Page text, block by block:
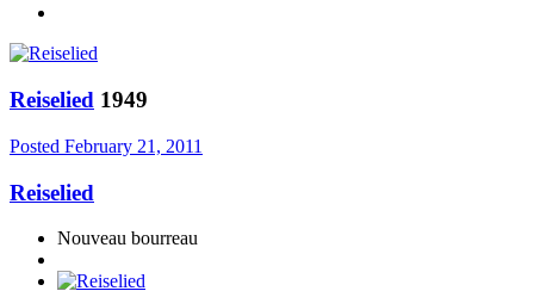
Reiselied 1949
Posted February 21, 2011
Reiselied
Nouveau bourreau